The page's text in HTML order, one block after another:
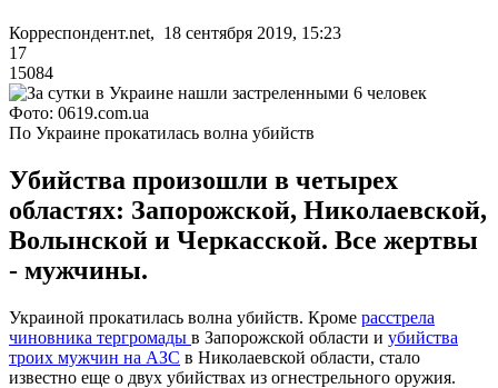
Корреспондент.net, 18 сентября 2019, 15:23
17
15084
Фото: 0619.com.ua
По Украине прокатилась волна убийств
Убийства произошли в четырех
областях: Запорожской, Николаевской,
Волынской и Черкасской. Все жертвы
- мужчины.
Украиной прокатилась волна убийств. Кроме расстрела
чиновника тергромады в Запорожской области и убийства
троих мужчин на АЗС в Николаевской области, стало
известно еще о двух убийствах из огнестрельного оружия.